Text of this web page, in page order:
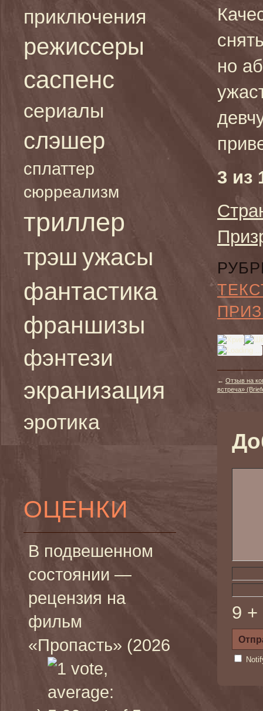
приключения
режиссеры
саспенс
сериалы
слэшер
сплаттер
сюрреализм
триллер
трэш ужасы
фантастика
франшизы
фэнтези
экранизация
эротика
ОЦЕНКИ
В подвешенном
состоянии —
рецензия на
фильм
«Пропасть» (2026
но
3 из
← Отзыв на
встреча»
9